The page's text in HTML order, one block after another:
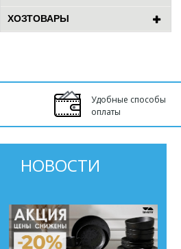
ХОЗТОВАРЫ
Удобные способы
оплаты
НОВОСТИ